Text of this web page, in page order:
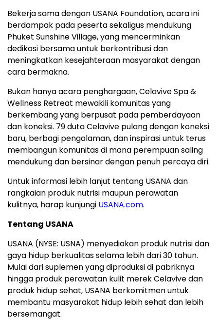
Bekerja sama dengan USANA Foundation, acara ini
berdampak pada peserta sekaligus mendukung
Phuket Sunshine Village, yang mencerminkan
dedikasi bersama untuk berkontribusi dan
meningkatkan kesejahteraan masyarakat dengan
cara bermakna.
Bukan hanya acara penghargaan, Celavive Spa &
Wellness Retreat mewakili komunitas yang
berkembang yang berpusat pada pemberdayaan
dan koneksi. 79 duta Celavive pulang dengan koneksi
baru, berbagi pengalaman, dan inspirasi untuk terus
membangun komunitas di mana perempuan saling
mendukung dan bersinar dengan penuh percaya diri.
Untuk informasi lebih lanjut tentang USANA dan
rangkaian produk nutrisi maupun perawatan
kulitnya, harap kunjungi USANA.com.
Tentang USANA
USANA (NYSE: USNA) menyediakan produk nutrisi dan
gaya hidup berkualitas selama lebih dari 30 tahun.
Mulai dari suplemen yang diproduksi di pabriknya
hingga produk perawatan kulit merek Celavive dan
produk hidup sehat, USANA berkomitmen untuk
membantu masyarakat hidup lebih sehat dan lebih
bersemangat.